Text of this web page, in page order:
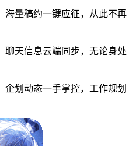
量稿约一键应征，从此不再
天信息云端同步，无论身处
划动态一手掌控，工作规划